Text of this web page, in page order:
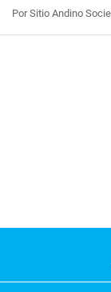
Por Sitio Andino